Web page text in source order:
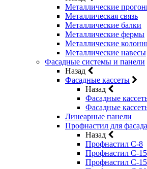
Металлические
Металлическая связь
Металлические балки
Металлические фермы
Металлические
Металлические навесы
Фасадные системы и панели
Назад
Фасадные кассеты
Назад
Фасадные
Фасадные
Линеарные панели
Профнастил для фасада
Назад
Профнастил С-8
Профнастил С-15
Профнастил С-